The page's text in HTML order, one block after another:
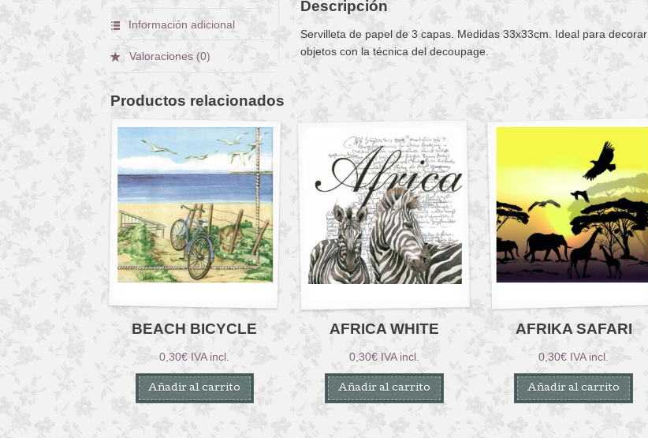
Información adicional
Valoraciones (0)
Descripción
Servilleta de papel de 3 capas. Medidas 33x33cm. Ideal para decorar
objetos con la técnica del decoupage.
Productos relacionados
BEACH BICYCLE
0,30€ IVA incl.
Añadir al carrito
AFRICA WHITE
0,30€ IVA incl.
Añadir al carrito
AFRIKA SAFARI
0,30€ IVA incl.
Añadir al carrito